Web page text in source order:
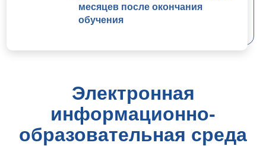
месяцев после окончания
обучения
Электронная
информационно-
образовательная среда